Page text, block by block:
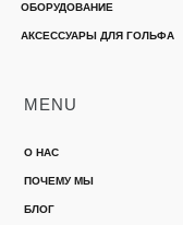
О НАС
ПОЧЕМУ МЫ
MENU
БЛОГ
АКСЕССУАРЫ ДЛЯ ГОЛЬФА
ОБОРУДОВАНИЕ